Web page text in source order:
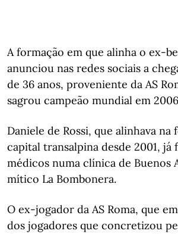
A formação em que alinha o ex-
anunciou nas redes sociais a
de 36 anos, proveniente da AS
sagrou campeão mundial em
Daniele de Rossi, que alinhava na
capital transalpina desde 2001, já
médicos numa clínica de Buenos
mítico La Bombonera.
O ex-jogador da AS Roma, que
dos jogadores que concretizou